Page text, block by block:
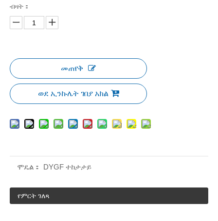
ብዛት：
መጠየቅ
ወደ ኢንኩሌት ገበያ አክል
ሞዴል： DYGF ተከታታይ
የምርት ገለጻ